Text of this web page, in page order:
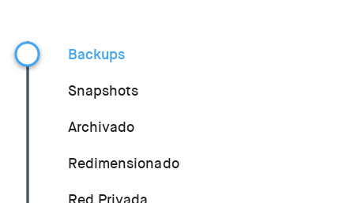
Backups
Snapshots
Archivado
Redimensionado